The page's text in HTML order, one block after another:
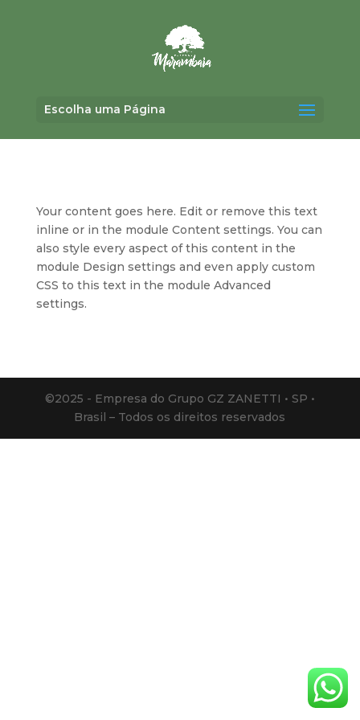
Escolha uma Página
Your content goes here. Edit or remove this text
inline or in the module Content settings. You can
also style every aspect of this content in the
module Design settings and even apply custom
CSS to this text in the module Advanced
settings.
©2025 - Empresa do Grupo GZ ZANETTI • SP •
Brasil – Todos os direitos reservados